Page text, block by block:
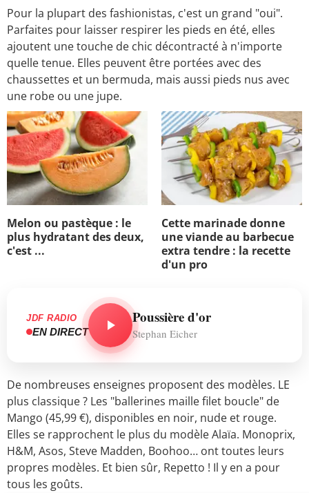
Pour la plupart des fashionistas, c'est un grand "oui".
Parfaites pour laisser respirer les pieds en été, elles
ajoutent une touche de chic décontracté à n'importe
quelle tenue. Elles peuvent être portées avec des
chaussettes et un bermuda, mais aussi pieds nus avec
une robe ou une jupe.
Melon ou pastèque : le
plus hydratant des deux,
c'est ...
Cette marinade donne
une viande au barbecue
extra tendre : la recette
d'un pro
JDF RADIO
EN DIRECT
Poussière d'or
Stephan Eicher
De nombreuses enseignes proposent des modèles. LE
plus classique ? Les "ballerines maille filet boucle" de
Mango (45,99 €), disponibles en noir, nude et rouge.
Elles se rapprochent le plus du modèle Alaïa. Monoprix,
H&M, Asos, Steve Madden, Boohoo… ont toutes leurs
propres modèles. Et bien sûr, Repetto ! Il y en a pour
tous les goûts.